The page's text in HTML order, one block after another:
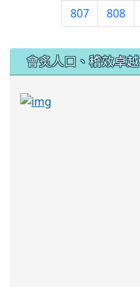
807
808
會炙人口、稽效卓越